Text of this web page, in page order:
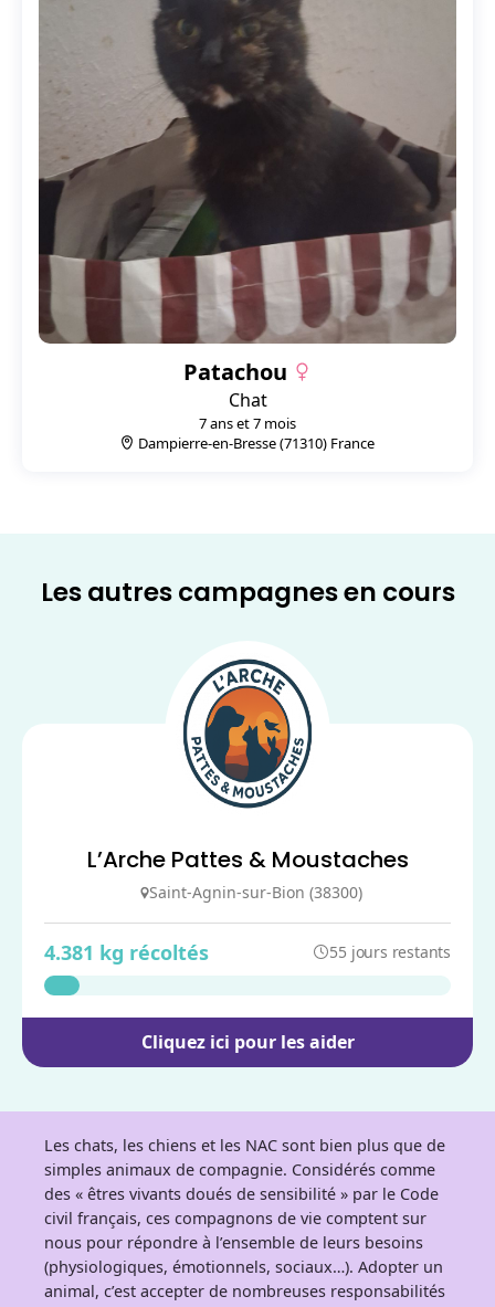
Patachou
Chat
7 ans et 7 mois
Dampierre-en-Bresse (71310) France
Les autres campagnes en cours
L’Arche Pattes & Moustaches
Saint-Agnin-sur-Bion (38300)
4.381 kg récoltés 55 jours restants
Cliquez ici pour les aider
Les chats, les chiens et les NAC sont bien plus que de
simples animaux de compagnie. Considérés comme
des « êtres vivants doués de sensibilité » par le Code
civil français, ces compagnons de vie comptent sur
nous pour répondre à l’ensemble de leurs besoins
(physiologiques, émotionnels, sociaux…). Adopter un
animal, c’est accepter de nombreuses responsabilités